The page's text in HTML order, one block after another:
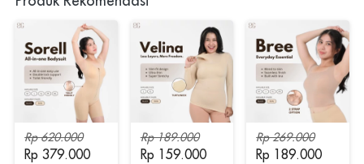
Rp 620.000
Rp 379.000
Rp 189.000
Rp 159.000
Rp 269.000
Rp 189.000